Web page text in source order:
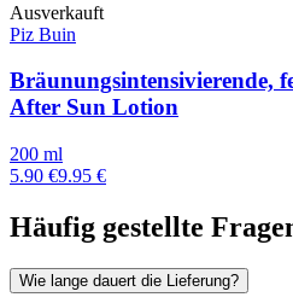
Ausverkauft
Piz Buin
Bräunungsintensivierende,
After Sun Lotion
200 ml
5.90 €9.95 €
Häufig gestellte
Wie lange dauert die Lieferung?